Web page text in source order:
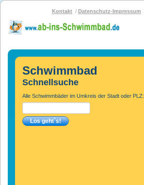
Kontakt Datenschutz-Impressum
Start
Schwimmbad-Karte
Bäder nach PLZ
Bäder nach Stadt
SOS-Schwimmbad
Blog
Schwimmbad
Schnellsuche
Alle Schwimmbäder im Umkreis der Stadt oder PLZ: